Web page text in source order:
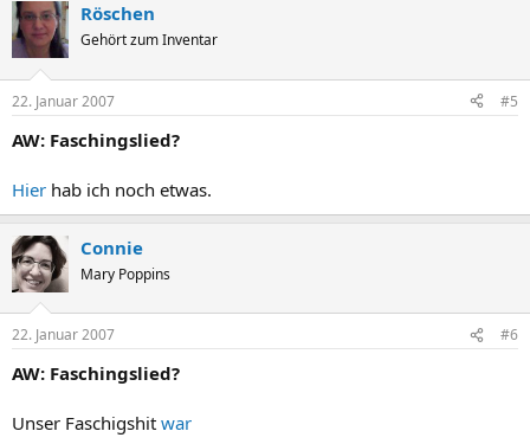
Röschen
Gehört zum Inventar
22. Januar 2007 #5
AW: Faschingslied?
Hier hab ich noch etwas.
Connie
Mary Poppins
22. Januar 2007 #6
AW: Faschingslied?
Unser Faschigshit war